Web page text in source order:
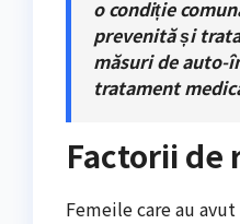
o condiție
prevenită și
măsuri de auto-
tratament
Factorii de
Femeile care au